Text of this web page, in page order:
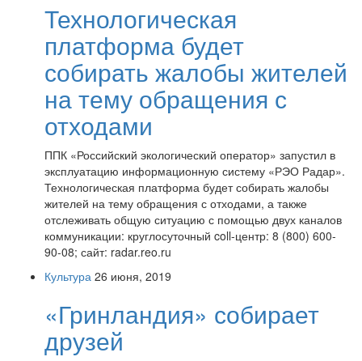
Технологическая
платформа будет
собирать жалобы жителей
на тему обращения с
отходами
ППК «Российский экологический оператор» запустил в
эксплуатацию информационную систему «РЭО Радар».
Технологическая платформа будет собирать жалобы
жителей на тему обращения с отходами, а также
отслеживать общую ситуацию с помощью двух каналов
коммуникации: круглосуточный coll-центр: 8 (800) 600-
90-08; сайт: radar.reo.ru
Культура 26 июня, 2019
«Гринландия» собирает
друзей